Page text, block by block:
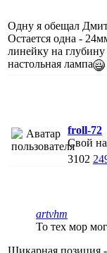
Одну я обещал
Остается одна -
линейку на
настольная лампа
froll-72
Свой
3102
artvhm
То тех мор
Шикарная позиция -